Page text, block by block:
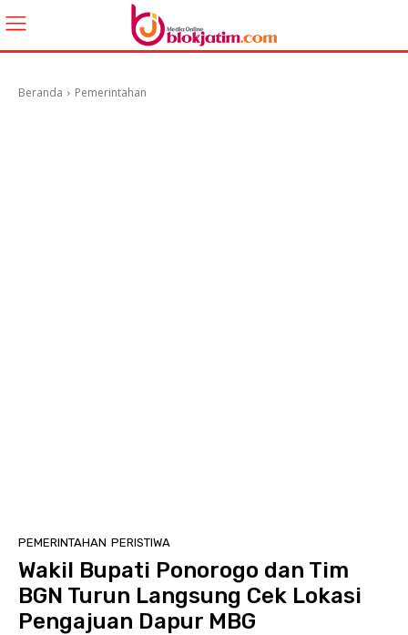
Beranda Pemerintahan
PEMERINTAHAN PERISTIWA
Wakil Bupati Ponorogo dan Tim
BGN Turun Langsung Cek Lokasi
Pengajuan Dapur MBG